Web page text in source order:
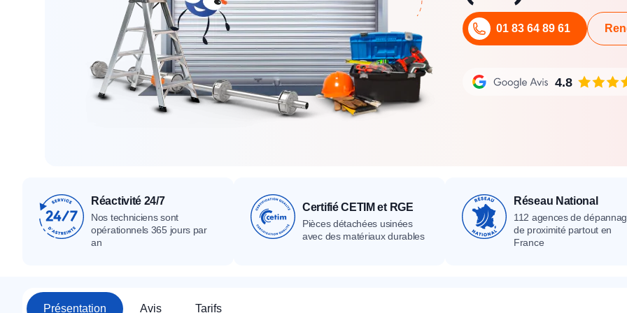
Tous nos produits Catalogue Devis gratuit Contact
Tous nos produits Catalogue Devis gratuit Contact
Tous nos produits Catalogue Devis gratuit Contact
01 83 64 89 61
4.8
Réactivité 24/7
Nos techniciens sont
opérationnels 365 jours par
an
Certifié CETIM et RGE
Pièces détachées usinées
avec des matériaux durables
Réseau National
112 agences de
de proximité partout en
France
Présentation Avis Tarifs